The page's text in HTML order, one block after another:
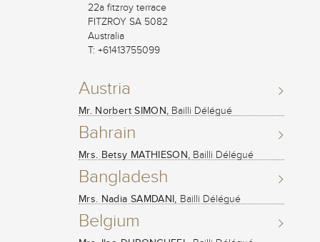
22a fitzroy terrace
FITZROY SA 5082
Australia
T: +61413755099
Austria
Mr. Norbert SIMON, Bailli Délégué
Bahrain
Mrs. Betsy MATHIESON, Bailli Délégué
Bangladesh
Mrs. Nadia SAMDANI, Bailli Délégué
Belgium